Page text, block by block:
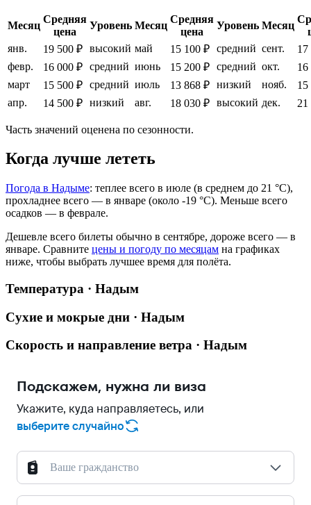
Месяц
Средняя
цена
Уровень Месяц
Средняя
цена
Уровень Месяц
янв.
19 500 ₽ высокий май 15 100 ₽ средний сент.
17
февр.
16 000 ₽ средний июнь 15 200 ₽ средний окт.
16
март
15 500 ₽ средний июль 13 868 ₽ низкий нояб.
15
апр.
14 500 ₽ низкий авг. 18 030 ₽ высокий дек. 21
Часть значений оценена по сезонности.
Когда лучше лететь
Погода в Надыме: теплее всего в июле (в среднем до 21 °C),
прохладнее всего — в январе (около -19 °C). Меньше всего
осадков — в феврале.
Дешевле всего билеты обычно в сентябре, дороже всего — в
январе. Сравните цены и погоду по месяцам на графиках
ниже, чтобы выбрать лучшее время для полёта.
Температура · Надым
Сухие и мокрые дни · Надым
Скорость и направление ветра · Надым
Подскажем, нужна ли виза
Укажите, куда направляетесь, или
выберите случайно
Ваше гражданство